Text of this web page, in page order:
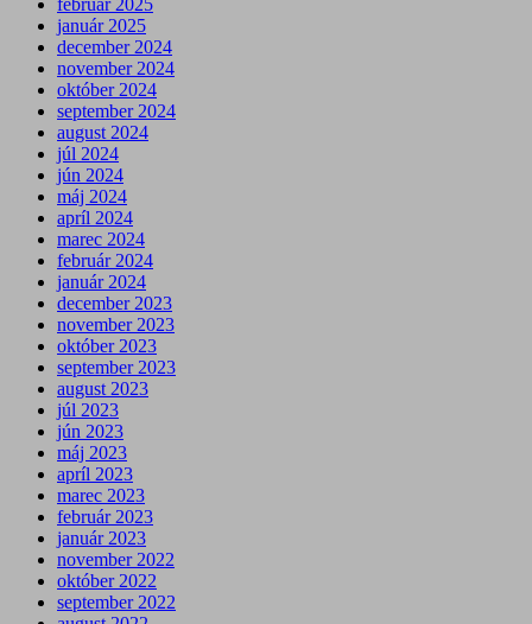
január 2025
december 2024
november 2024
október 2024
september 2024
august 2024
júl 2024
jún 2024
máj 2024
apríl 2024
marec 2024
február 2024
január 2024
december 2023
november 2023
október 2023
september 2023
august 2023
júl 2023
jún 2023
máj 2023
apríl 2023
marec 2023
február 2023
január 2023
november 2022
október 2022
september 2022